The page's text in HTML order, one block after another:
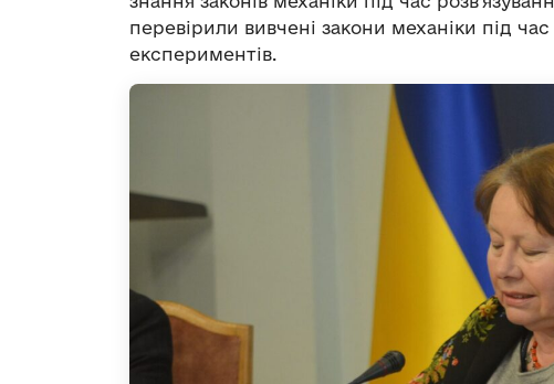
перевірили вивчені закони механіки під
експериментів.